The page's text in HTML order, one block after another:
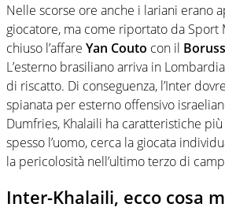
Nelle scorse ore anche i lariani erano
giocatore, ma come riportato da Sport
chiuso l’affare Yan Couto con il
L’esterno brasiliano arriva in
di riscatto. Di conseguenza, l’Inter
spianata per esterno offensivo
Dumfries, Khalaili ha caratteristiche più
spesso l’uomo, cerca la giocata
la pericolosità nell’ultimo terzo di
Inter-Khalaili, ecco cosa